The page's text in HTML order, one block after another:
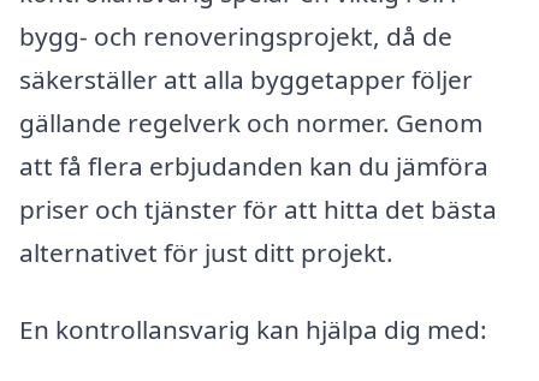
bygg- och renoveringsprojekt, då de
säkerställer att alla byggetapper följer
gällande regelverk och normer. Genom
att få flera erbjudanden kan du jämföra
priser och tjänster för att hitta det bästa
alternativet för just ditt projekt.
En kontrollansvarig kan hjälpa dig med: